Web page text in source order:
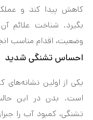
کاهش پیدا کند و
بگیرد. شناخت علائم
وضعیت، اقدام مناسب
احساس تشنگی شدید
یکی از اولین
است. بدن در این
تشنگی، کمبود آب را